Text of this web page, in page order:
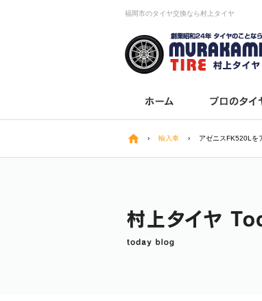
福岡市のタイヤ交換なら村上タイヤ
› 輸入車 › アゼニスFK520Lを